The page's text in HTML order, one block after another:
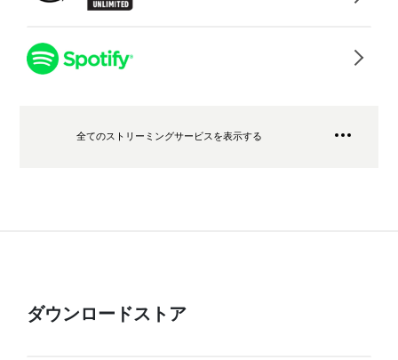
全てのストリーミングサービスを表示する
ダウンロードストア